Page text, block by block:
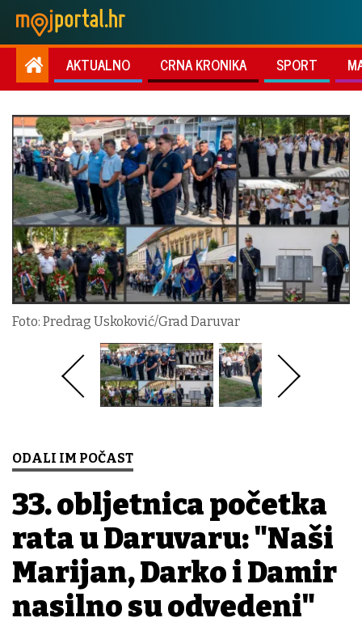
AKTUALNO CRNA KRONIKA SPORT
Foto: Predrag Uskoković/Grad Daruvar
ODALI IM POČAST
33. obljetnica početka
rata u Daruvaru: "Naši
Marijan, Darko i Damir
nasilno su odvedeni"